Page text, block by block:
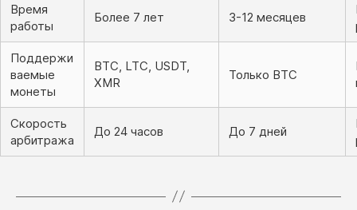
Время
работы
Более 7 лет 3-12 месяцев
Поддержи
ваемые
монеты
BTC, LTC, USDT,
XMR
Только BTC
Скорость
арбитража
До 24 часов До 7 дней